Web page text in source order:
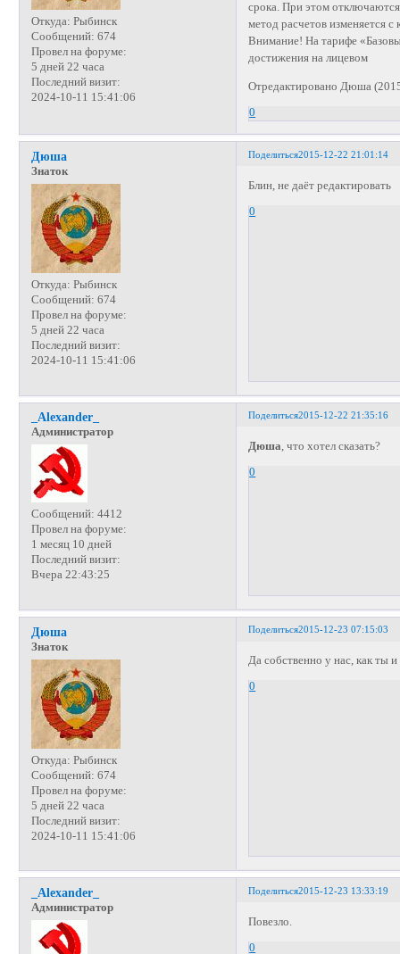
Откуда: Рыбинск
Сообщений: 674
Провел на форуме:
5 дней 22 часа
Последний визит:
2024-10-11 15:41:06
срока. При этом
метод расчетов изменяется
Внимание! На тарифе
достижения на лицевом
Отредактировано Дюша
0
Поделиться2015-12-22 21:01:14
Дюша
Знаток
Откуда: Рыбинск
Сообщений: 674
Провел на форуме:
5 дней 22 часа
Последний визит:
2024-10-11 15:41:06
Блин, не даёт редактировать
0
Поделиться2015-12-22 21:35:16
_Alexander_
Администратор
Сообщений: 4412
Провел на форуме:
1 месяц 10 дней
Последний визит:
Вчера 22:43:25
Дюша, что хотел сказать?
0
Поделиться2015-12-23 07:15:03
Дюша
Знаток
Откуда: Рыбинск
Сообщений: 674
Провел на форуме:
5 дней 22 часа
Последний визит:
2024-10-11 15:41:06
Да собственно у нас, как ты
0
Поделиться2015-12-23 13:33:19
_Alexander_
Администратор
Повезло.
0